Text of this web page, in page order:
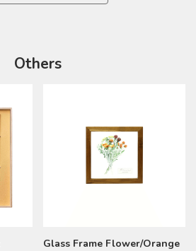
Others
Glass Frame Flower/Orange